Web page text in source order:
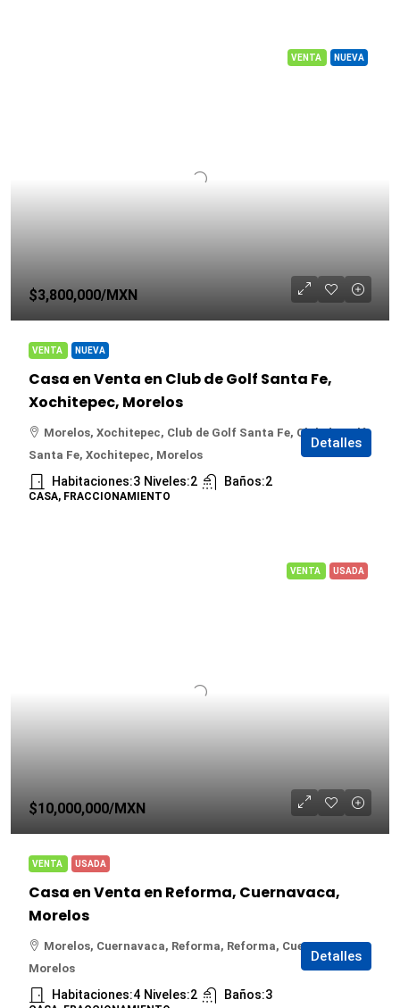
VENTA NUEVA
$3,800,000/MXN
VENTA NUEVA
Casa en Venta en Club de Golf Santa Fe,
Xochitepec, Morelos
Morelos, Xochitepec, Club de Golf Santa Fe, Club de Golf
Santa Fe, Xochitepec, Morelos
Habitaciones:3 Niveles:2 Baños:2
CASA, FRACCIONAMIENTO
Detalles
VENTA USADA
$10,000,000/MXN
VENTA USADA
Casa en Venta en Reforma, Cuernavaca,
Morelos
Morelos, Cuernavaca, Reforma, Reforma, Cuernavaca,
Morelos
Habitaciones:4 Niveles:2 Baños:3
Detalles